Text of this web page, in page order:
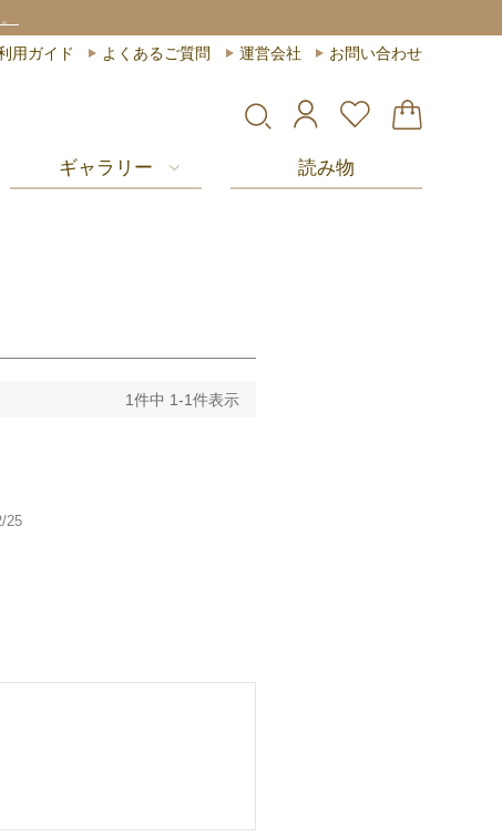
用ガイド よくあるご質問 運営会社 お問い合わせ
ギャラリー 読み物
1件中 1-1件表示
25